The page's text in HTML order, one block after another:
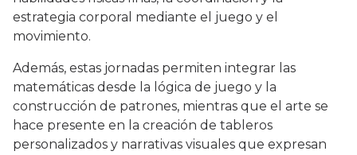
estrategia corporal mediante el juego y el
movimiento.
Además, estas jornadas permiten integrar las
matemáticas desde la lógica de juego y la
construcción de patrones, mientras que el arte se
hace presente en la creación de tableros
personalizados y narrativas visuales que expresan